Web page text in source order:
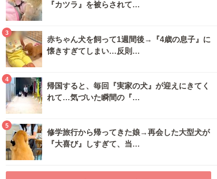
『カツラ』を被らされて…
3
赤ちゃん犬を飼って1週間後→『4歳の息子』に
懐きすぎてしまい…反則…
4
帰国すると、毎回『実家の犬』が迎えにきてく
れて…気づいた瞬間の『…
5
修学旅行から帰ってきた娘→再会した大型犬が
『大喜び』しすぎて、当…